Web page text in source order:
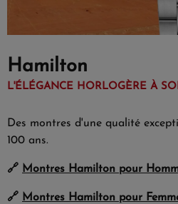
Hamilton
L'ÉLÉGANCE HORLOGÈRE À
Des montres d'une qualité
100 ans.
🔗 Montres Hamilton pour
🔗 Montres Hamilton pour